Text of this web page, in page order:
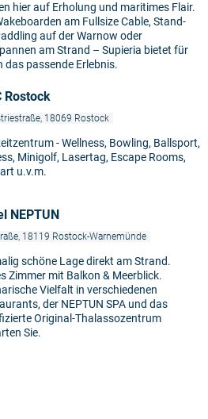
hier auf Erholung und maritimes Flair.
am Fullsize Cable, Stand-
auf der Warnow oder
am Strand – Supieria bietet für
das passende Erlebnis.
Rostock
18069 Rostock
- Wellness, Bowling, Ballsport,
Minigolf, Lasertag, Escape Rooms,
u.v.m.
NEPTUN
18119 Rostock-Warnemünde
schöne Lage direkt am Strand.
Zimmer mit Balkon & Meerblick.
Vielfalt in verschiedenen
der NEPTUN SPA und das
Original-Thalassozentrum
Sie.